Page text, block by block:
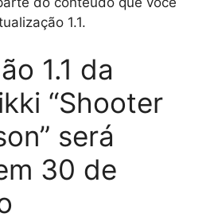
1.1.
1.1 da
“Shooter
será
30 de